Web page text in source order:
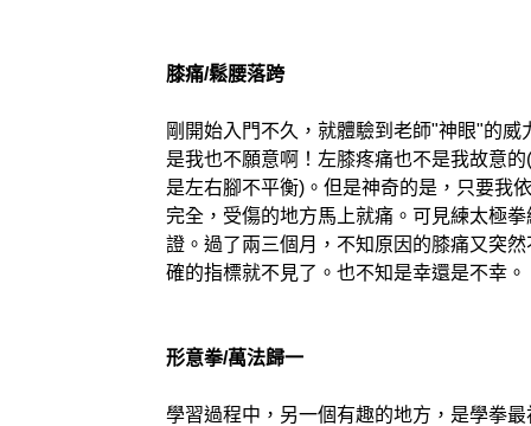
膝痛/鬆腰落跨
剛開始入門不久，就體驗到老師"神眼"的
是我也不願意啊！左膝疼痛也不是我故意
是左右腳不平衡)。但是神奇的是，只要我
完全，受傷的地方馬上就痛。可見練太極
證。過了兩三個月，不知原因的膝痛又突
確的指標就不見了。也不知是幸還是不幸。
形意拳/萬法歸一
學習過程中，另一個有趣的地方，是學拳